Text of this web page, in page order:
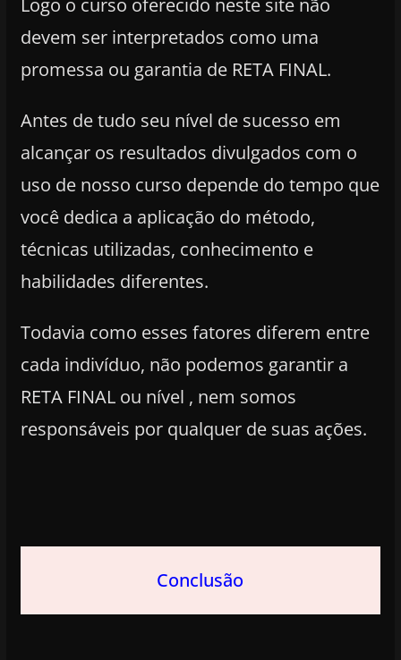
devem ser interpretados como uma
promessa ou garantia de RETA FINAL.
Antes de tudo seu nível de sucesso em
alcançar os resultados divulgados com o
uso de nosso curso depende do tempo que
você dedica a aplicação do método,
técnicas utilizadas, conhecimento e
habilidades diferentes.
Todavia como esses fatores diferem entre
cada indivíduo, não podemos garantir a
RETA FINAL ou nível , nem somos
responsáveis por qualquer de suas ações.
Conclusão